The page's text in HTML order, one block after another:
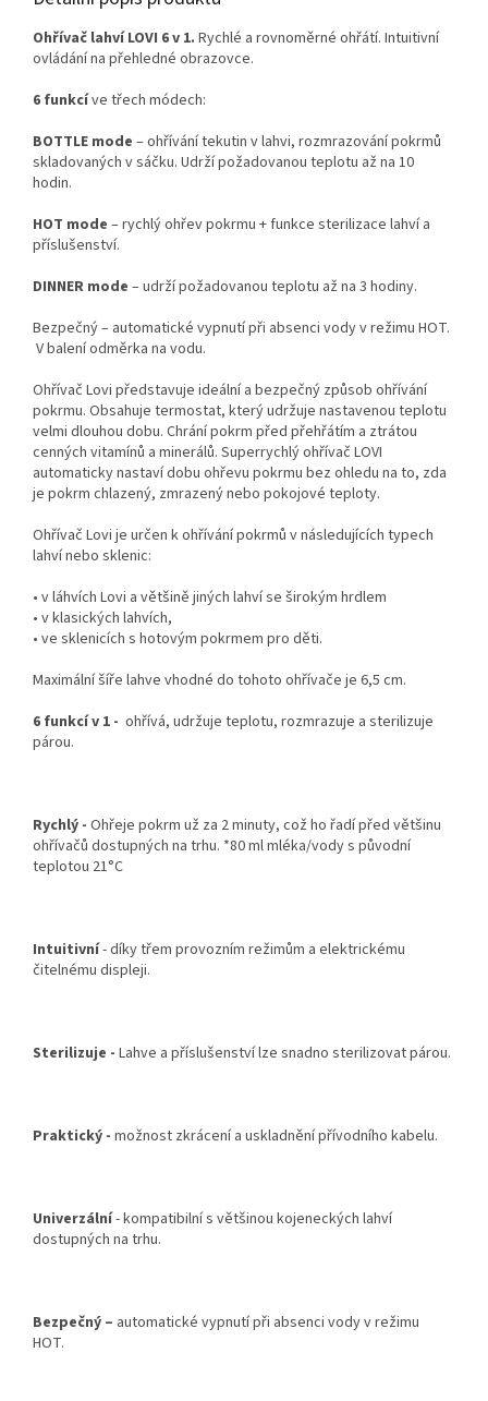
Ohřívač lahví LOVI 6 v 1. Rychlé a rovnoměrné ohřátí. Intuitivní
ovládání na přehledné obrazovce.
6 funkcíve třech módech:
BOTTLE mode – ohřívání tekutin v lahvi, rozmrazování pokrmů
skladovaných v sáčku. Udrží požadovanou teplotu až na 10
hodin.
HOT mode – rychlý ohřev pokrmu + funkce sterilizace lahví a
příslušenství.
DINNER mode – udrží požadovanou teplotu až na 3 hodiny.
Bezpečný – automatické vypnutí při absenci vody v režimu HOT.
V balení odměrka na vodu.
Ohřívač Lovi představuje ideální a bezpečný způsob ohřívání
pokrmu. Obsahuje termostat, který udržuje nastavenou teplotu
velmi dlouhou dobu. Chrání pokrm před přehřátím a ztrátou
cenných vitamínů a minerálů. Superrychlý ohřívač LOVI
automaticky nastaví dobu ohřevu pokrmu bez ohledu na to, zda
je pokrm chlazený, zmrazený nebo pokojové teploty.
Ohřívač Lovi je určen k ohřívání pokrmů v následujících typech
lahví nebo sklenic:
• v láhvích Lovi a většině jiných lahví se širokým hrdlem
• v klasických lahvích,
• ve sklenicích s hotovým pokrmem pro děti.
Maximální šíře lahve vhodné do tohoto ohřívače je 6,5 cm.
6 funkcí v 1 - ohřívá, udržuje teplotu, rozmrazuje a sterilizuje
párou.
Rychlý - Ohřeje pokrm už za 2 minuty, což ho řadí před většinu
ohřívačů dostupných na trhu. *80 ml mléka/vody s původní
teplotou 21°C
Intuitivní- díky třem provozním režimům a elektrickému
čitelnému displeji.
Sterilizuje - Lahve a příslušenství lze snadno sterilizovat párou.
Praktický - možnost zkrácení a uskladnění přívodního kabelu.
Univerzální- kompatibilní s většinou kojeneckých lahví
dostupných na trhu.
Bezpečný – automatické vypnutí při absenci vody v režimu
HOT.